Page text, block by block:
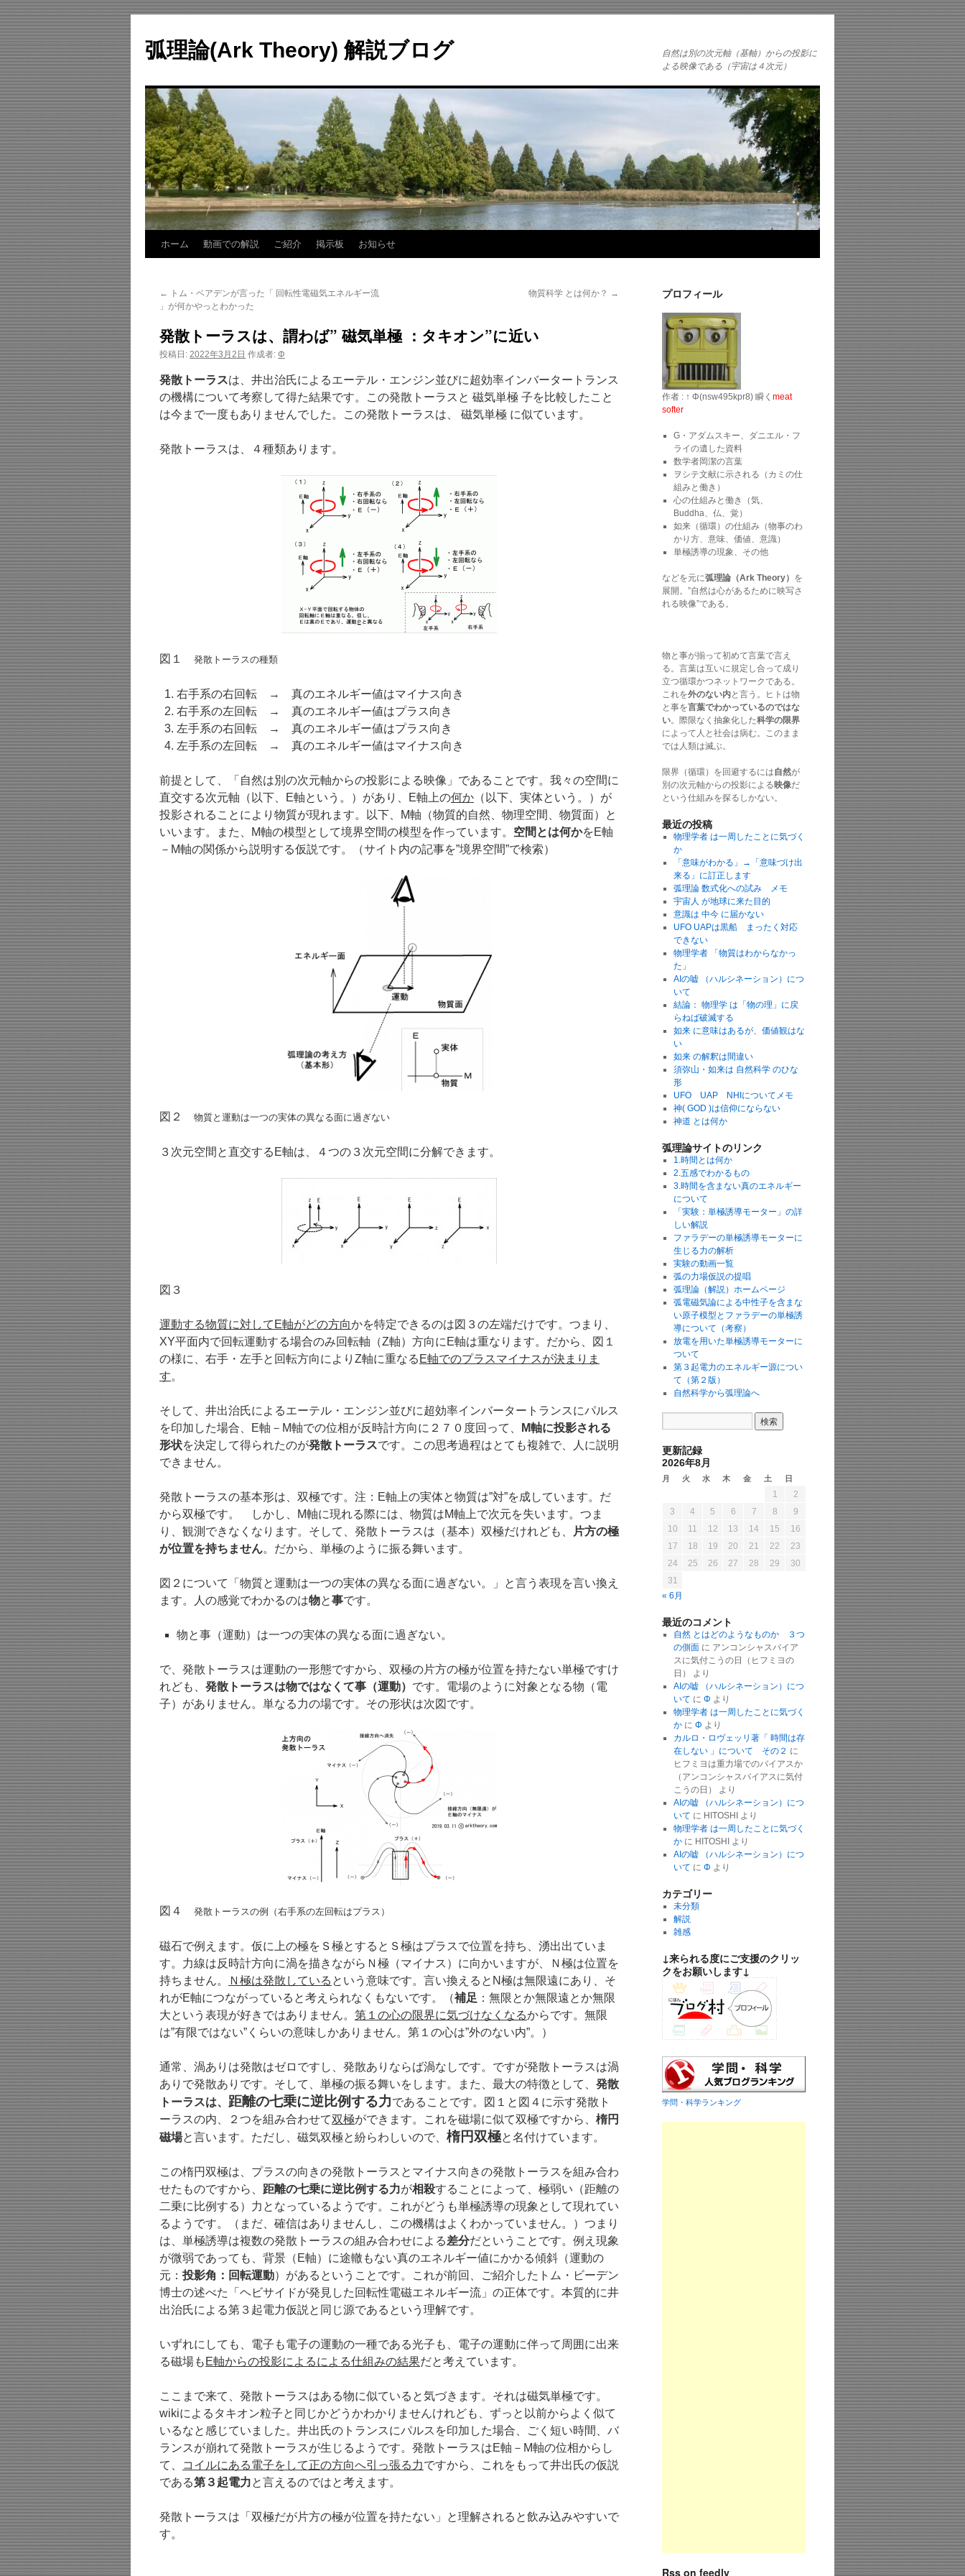
テ
ン
へ
ス
キ
ッ
プ
弧理論(Ark Theory) 解説ブログ
自然は別の次元軸（基軸）からの投影に
よる映像である（宇宙は４次元）
ホーム 動画での解説 ご紹介 掲示板 お知らせ
←
トム・ベアデンが言った「 回転性電磁気エネルギー流
」が何かやっとわかった
物質科学 とは何か？ →
発散トーラスは、謂わば” 磁気単極 ：タキオン”に近い
投稿日: 2022年3月2日 作成者: Φ
発散トーラスは、井出治氏によるエーテル・エンジン並びに超効率インバータートランス
の機構について考察して得た結果です。この発散トーラスと 磁気単極 子を比較したこと
は今まで一度もありませんでした。この発散トーラスは、 磁気単極 に似ています。
発散トーラスは、４種類あります。
図１ 発散トーラスの種類
右手系の右回転 → 真のエネルギー値はマイナス向き
右手系の左回転 → 真のエネルギー値はプラス向き
左手系の右回転 → 真のエネルギー値はプラス向き
左手系の左回転 → 真のエネルギー値はマイナス向き
前提として、「自然は別の次元軸からの投影による映像」であることです。我々の空間に
直交する次元軸（以下、E軸という。）があり、E軸上の何か （以下、実体という。）が
投影されることにより物質が現れます。以下、M軸（物質的自然、物理空間、物質面）と
いいます。また、M軸の模型として境界空間の模型を作っています。 空間とは何かをE軸
－M軸の関係から説明する仮説です。（サイト内の記事を”境界空間”で検索）
図２ 物質と運動は一つの実体の異なる面に過ぎない
３次元空間と直交するE軸は、４つの３次元空間に分解できます。
図３
運動する物質に対してE軸がどの方向かを特定できるのは図３の左端だけです。つまり、
XY平面内で回転運動する場合のみ回転軸（Z軸）方向にE軸は重なります。だから、図１
の様に、右手・左手と回転方向によりZ軸に重なる E軸でのプラスマイナスが決まりま
す。
そして、井出治氏によるエーテル・エンジン並びに超効率インバータートランスにパルス
を印加した場合、E軸－M軸での位相が反時計方向に２７０度回って、
M軸に投影される
形状を決定して得られたのが発散トーラスです。この思考過程はとても複雑で、人に説明
できません。
発散トーラスの基本形は、双極です。注：E軸上の実体と物質は”対”を成しています。だ
から双極です。 しかし、M軸に現れる際には、物質はM軸上で次元を失います。つま
り、観測できなくなります。そして、発散トーラスは（基本）双極だけれども、
片方の極
が位置を持ちません。だから、単極のように振る舞います。
図２について「物質と運動は一つの実体の異なる面に過ぎない。」と言う表現を言い換え
ます。人の感覚でわかるのは物と事です。
物と事（運動）は一つの実体の異なる面に過ぎない。
で、発散トーラスは運動の一形態ですから、双極の片方の極が位置を持たない単極ですけ
れども、 発散トーラスは物ではなくて事（運動） です。電場のように対象となる物（電
子）がありません。単なる力の場です。その形状は次図です。
図４ 発散トーラスの例（右手系の左回転はプラス）
磁石で例えます。仮に上の極をＳ極とするとＳ極はプラスで位置を持ち、湧出出ていま
す。力線は反時計方向に渦を描きながらＮ極（マイナス）に向かいますが、Ｎ極は位置を
持ちません。
Ｎ極は発散している という意味です。言い換えるとN極は無限遠にあり、そ
れがE軸につながっていると考えられなくもないです。（補足 ：無限とか無限遠とか無限
大という表現が好きではありません。 第１の心の限界に気づけなくなるからです。無限
は”有限ではない”くらいの意味しかありません。第１の心は”外のない内”。）
通常、渦ありは発散はゼロですし、発散ありならば渦なしです。ですが発散トーラスは渦
ありで発散ありです。そして、単極の振る舞いをします。また、最大の特徴として、 発散
トーラスは、 距離の七乗に逆比例する力であることです。図１と図４に示す発散ト
ーラスの内、２つを組み合わせて双極ができます。これを磁場に似て双極ですから、 楕円
磁場と言います。ただし、磁気双極と紛らわしいので、 楕円双極と名付けています。
この楕円双極は、プラスの向きの発散トーラスとマイナス向きの発散トーラスを組み合わ
せたものですから、 距離の七乗に逆比例する力が相殺することによって、極弱い（距離の
二乗に比例する）力となっているようです。これがどうも単極誘導の現象として現れてい
るようです。（まだ、確信はありませんし、この機構はよくわかっていません。）つまり
は、単極誘導は複数の発散トーラスの組み合わせによる差分だということです。例え現象
が微弱であっても、背景（E軸）に途轍もない真のエネルギー値にかかる傾斜（運動の
元： 投影角：回転運動）があるということです。これが前回、ご紹介したトム・ビーデン
博士の述べた「ヘビサイドが発見した回転性電磁エネルギー流」の正体です。本質的に井
出治氏による第３起電力仮説と同じ源であるという理解です。
いずれにしても、電子も電子の運動の一種である光子も、電子の運動に伴って周囲に出来
る磁場も E軸からの投影によるによる仕組みの結果だと考えています。
ここまで来て、発散トーラスはある物に似ていると気づきます。それは磁気単極です。
wikiによるタキオン粒子と同じかどうかわかりませんけれども、ずっと以前からよく似て
いるなと感じていました。井出氏のトランスにパルスを印加した場合、ごく短い時間、バ
ランスが崩れて発散トーラスが生じるようです。発散トーラスはE軸－M軸の位相からし
て、
コイルにある電子をして正の方向へ引っ張る力ですから、これをもって井出氏の仮説
である第３起電力と言えるのではと考えます。
発散トーラスは「双極だが片方の極が位置を持たない」と理解されると飲み込みやすいで
す。
プロフィール
作者 : ↑ Φ(nsw495kpr8) 瞬く meat
softer
G・アダムスキー、ダニエル・フ
ライの遺した資料
数学者岡潔の言葉
ヲシテ文献に示される（カミの仕
組みと働き）
心の仕組みと働き（気、
Buddha、仏、覚）
如来（循環）の仕組み（物事のわ
かり方、意味、価値、意識）
単極誘導の現象、その他
などを元に弧理論（Ark Theory） を
展開。”自然は心があるために映写さ
れる映像”である。
物と事が揃って初めて言葉で言え
る。言葉は互いに規定し合って成り
立つ循環かつネットワークである。
これを外のない内と言う。ヒトは物
と事を言葉でわかっているのではな
い。際限なく抽象化した科学の限界
によって人と社会は病む。このまま
では人類は滅ぶ。
限界（循環）を回避するには自然が
別の次元軸からの投影による映像だ
という仕組みを探るしかない。
最近の投稿
物理学者 は一周したことに気づく
か
「意味がわかる」→「意味づけ出
来る」に訂正します
弧理論 数式化への試み メモ
宇宙人 が地球に来た目的
意識は 中今 に届かない
UFO UAPは黒船 まったく対応
できない
物理学者 「物質はわからなかっ
た」
AIの嘘 （ハルシネーション）につ
いて
結論： 物理学 は「物の理」に戻
らねば破滅する
如来 に意味はあるが、価値観はな
い
如来 の解釈は間違い
須弥山・如来は 自然科学 のひな
形
UFO UAP NHIについてメモ
神( GOD )は信仰にならない
神道 とは何か
弧理論サイトのリンク
1.時間とは何か
2.五感でわかるもの
3.時間を含まない真のエネルギー
について
「実験：単極誘導モーター」の詳
しい解説
ファラデーの単極誘導モーターに
生じる力の解析
実験の動画一覧
弧の力場仮説の提唱
弧理論（解説）ホームページ
弧電磁気論による中性子を含まな
い原子模型とファラデーの単極誘
導について（考察）
放電を用いた単極誘導モーターに
ついて
第３起電力のエネルギー源につい
て（第２版）
自然科学から弧理論へ
更新記録
2026年8月
月 火 水 木 金 土 日
1
2
3
4 5 6 7 8
9
10
11 12 13 14 15
16
17
18 19 20 21 22
23
24
25 26 27 28 29
30
31
« 6月
最近のコメント
自然 とはどのようなものか ３つ
の側面に アンコンシャスバイア
スに気付こうの日（ヒフミヨの
日）
より
AIの嘘 （ハルシネーション）につ
いて に Φ より
物理学者 は一周したことに気づく
かに Φ より
カルロ・ロヴェッリ著「 時間は存
在しない 」について その２ に
ヒフミヨは重力場でのバイアスか
（アンコンシャスバイアスに気付
こうの日）
より
AIの嘘 （ハルシネーション）につ
いて に HITOSHI
より
物理学者 は一周したことに気づく
かに HITOSHI
より
AIの嘘 （ハルシネーション）につ
いて に Φ より
カテゴリー
未分類
解説
雑感
↓来られる度にご支援のクリッ
クをお願いします↓
学問・科学ランキング
Rss on feedly